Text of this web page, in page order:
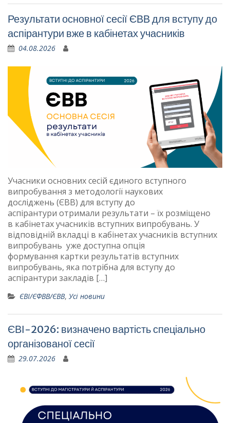
Результати основної сесії ЄВВ для вступу до
аспірантури вже в кабінетах учасників
04.08.2026
Учасники основних сесій єдиного вступного
випробування з методології наукових
досліджень (ЄВВ) для вступу до
аспірантури отримали результати – їх розміщено
в кабінетах учасників вступних випробувань. У
відповідній вкладці в кабінетах учасників вступних
випробувань уже доступна опція
формування картки результатів вступних
випробувань, яка потрібна для вступу до
аспірантури закладів […]
ЄВІ/ЄФВВ/ЄВВ, Усі новини
ЄВІ-2026: визначено вартість спеціально
організованої сесії
29.07.2026